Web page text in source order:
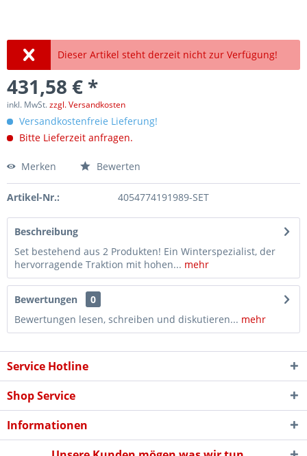
Dieser Artikel steht derzeit nicht zur Verfügung!
431,58 € *
inkl. MwSt.zzgl. Versandkosten
Versandkostenfreie Lieferung!
Bitte Lieferzeit anfragen.
Merken Bewerten
Artikel-Nr.: 4054774191989-SET
Beschreibung
Set bestehend aus 2 Produkten! Ein Winterspezialist, der
hervorragende Traktion mit hohen... mehr
Bewertungen
0
Bewertungen lesen, schreiben und diskutieren... mehr
Service Hotline
Shop Service
Informationen